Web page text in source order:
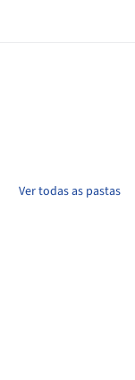
Ver todas as pastas